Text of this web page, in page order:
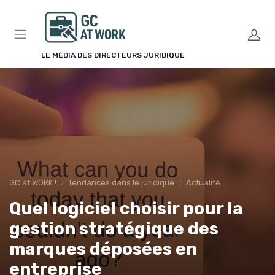
LE MÉDIA DES DIRECTEURS JURIDIQUE
GC at WORK ! Tendances dans le juridique Actualité
Quel logiciel choisir pour la
gestion stratégique des
marques déposées en
entreprise